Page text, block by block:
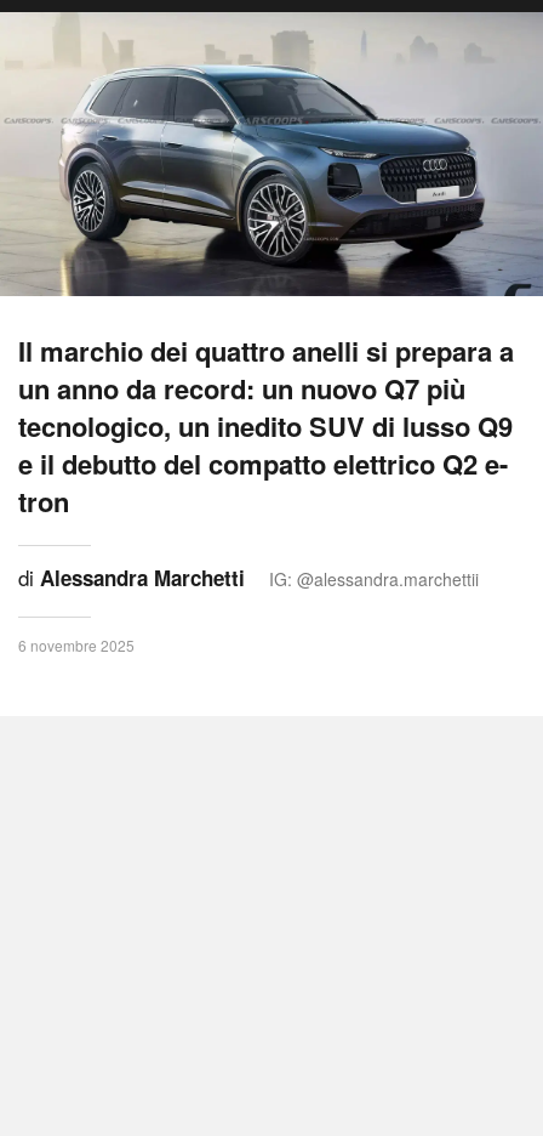
Il marchio dei quattro anelli si prepara a
un anno da record: un nuovo Q7 più
tecnologico, un inedito SUV di lusso Q9
e il debutto del compatto elettrico Q2 e-
tron
di Alessandra Marchetti IG: @alessandra.marchettii
6 novembre 2025